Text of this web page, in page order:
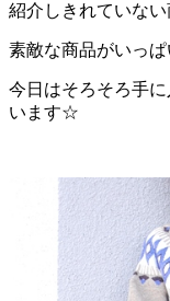
紹介しきれていな
素敵な商品がいっ
今日はそろそろ手
います☆